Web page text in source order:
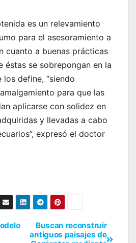
es un relevamiento
para el asesoramiento a
cuanto a buenas prácticas
éstas se sobrepongan en la
define, “siendo
para que las
aplicarse con solidez en
y llevadas a cabo
expresó el doctor
Buscan reconstruir
antiguos paisajes de